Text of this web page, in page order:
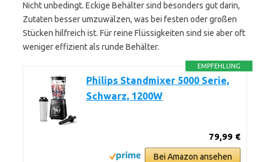
Nicht unbedingt. Eckige Behälter sind besonders gut darin,
Zutaten besser umzuwälzen, was bei festen oder großen
Stücken hilfreich ist. Für reine Flüssigkeiten sind sie aber oft
weniger effizient als runde Behälter.
EMPFEHLUNG
Philips Standmixer 5000 Serie,
Schwarz, 1200W
79,99 €
Bei Amazon ansehen